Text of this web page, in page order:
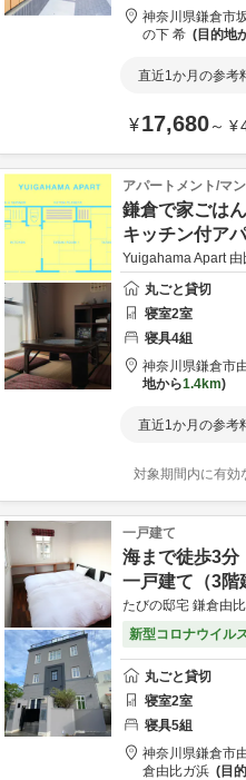
神奈川県鎌倉市
の下 希
目的地
直近1か月の参考
¥17,680～ ¥
アパートメント/マ
鎌倉で家ごは
キッチン付ア
Yuigahama Apart 由
丸ごと貸切
寝室2室
寝具4組
神奈川県鎌倉市
地から1.4km
直近1か月の参考
対象期間内に有効
一戸建て
海まで徒歩3
一戸建て（3階
たびの邸宅 鎌倉由
新型コロナウイル
丸ごと貸切
寝室2室
寝具5組
神奈川県鎌倉市
倉由比ガ浜
目